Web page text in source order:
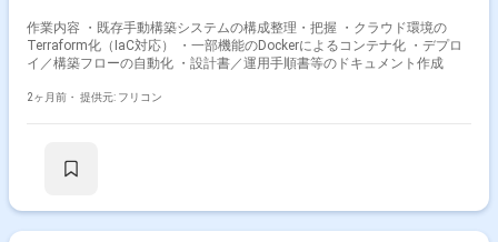
作業内容 ・既存手動構築システムの構成整理・把握 ・クラウド環境の
Terraform化（IaC対応） ・一部機能のDockerによるコンテナ化 ・デプロ
イ／構築フローの自動化 ・設計書／運用手順書等のドキュメント作成
2ヶ月前・ 提供元: フリコン